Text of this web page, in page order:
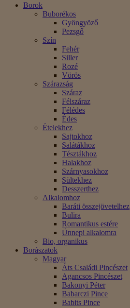
Borok
Buborékos
Gyöngyöző
Pezsgő
Szín
Fehér
Siller
Rozé
Vörös
Szárazság
Száraz
Félszáraz
Félédes
Édes
Ételekhez
Sajtokhoz
Salátákhoz
Tésztákhoz
Halakhoz
Szárnyasokhoz
Sültekhez
Desszerthez
Alkalomhoz
Baráti összejövetelhez
Bulira
Romantikus estére
Ünnepi alkalomra
Bio, organikus
Borászatok
Magyar
Áts Családi Pincészet
Agancsos Pincészet
Bakonyi Péter
Babarczi Pince
Babits Pince